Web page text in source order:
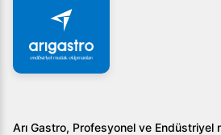
Arı Gastro, Profesyonel ve